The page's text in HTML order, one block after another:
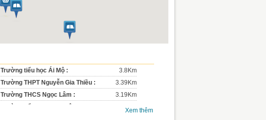
Trường tiểu học Ái Mộ :
3.8Km
Trường THPT Nguyễn Gia Thiều :
3.39Km
Trường THCS Ngọc Lâm :
3.19Km
3.15KmXem thêm